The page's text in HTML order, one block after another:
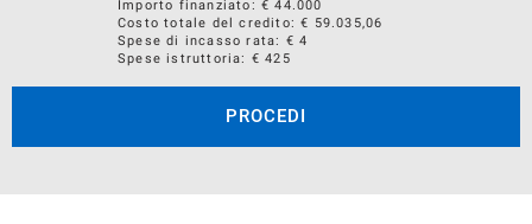
SEGNALARE SE PRESENTI DANNI MECCANICI E/O
CARROZZERIA
Importo finanziato: €44.000
Costo totale del credito: € 59.035,06
Spese di incasso rata: € 4
Spese istruttoria: € 425
PROCEDI